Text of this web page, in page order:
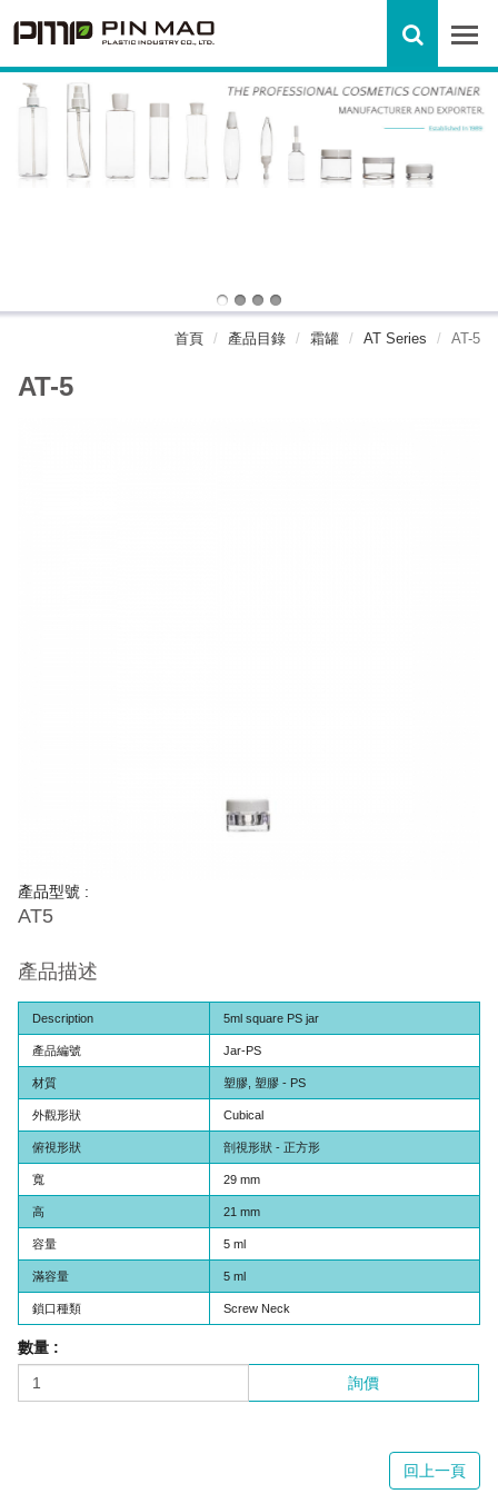
首頁 產品目錄 霜罐 AT Series AT-5
AT-5
產品型號 :
AT5
產品描述
Description 5ml square PS jar
產品編號 Jar-PS
材質 塑膠, 塑膠 - PS
外觀形狀 Cubical
俯視形狀 剖視形狀 - 正方形
寬 29 mm
高 21 mm
容量 5 ml
滿容量 5 ml
鎖口種類 Screw Neck
數量 :
詢價
回上一頁